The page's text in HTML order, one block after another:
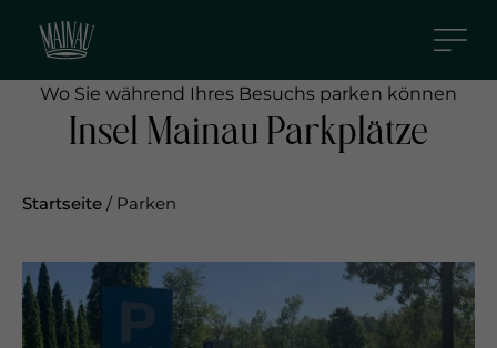
Wo Sie während Ihres Besuchs parken können
Insel Mainau Parkplätze
Startseite / Parken